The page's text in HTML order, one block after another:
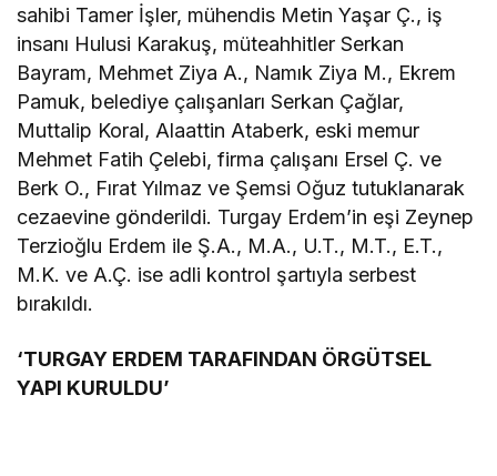
sahibi Tamer İşler, mühendis Metin Yaşar Ç., iş
insanı Hulusi Karakuş, müteahhitler Serkan
Bayram, Mehmet Ziya A., Namık Ziya M., Ekrem
Pamuk, belediye çalışanları Serkan Çağlar,
Muttalip Koral, Alaattin Ataberk, eski memur
Mehmet Fatih Çelebi, firma çalışanı Ersel Ç. ve
Berk O., Fırat Yılmaz ve Şemsi Oğuz tutuklanarak
cezaevine gönderildi. Turgay Erdem’in eşi Zeynep
Terzioğlu Erdem ile Ş.A., M.A., U.T., M.T., E.T.,
M.K. ve A.Ç. ise adli kontrol şartıyla serbest
bırakıldı.
‘TURGAY ERDEM TARAFINDAN ÖRGÜTSEL
YAPI KURULDU’